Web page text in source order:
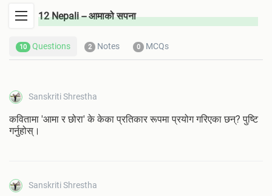
12 Nepali -- आमाको सपना
10 Questions 2 Notes 0 MCQs
Sanskriti Shrestha
कवितामा 'आमा र छोरा' के केका प्रतिकार रूपमा प्रयोग गरिएका छन्? पुष्टि
गर्नुहोस्।
Sanskriti Shrestha